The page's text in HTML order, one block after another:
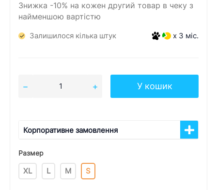
Знижка -10% на кожен другий товар в чеку з
найменшою вартістю
Залишилося кілька штук x 3 міс.
У кошик
Корпоративне замовлення
Размер
XL L M S